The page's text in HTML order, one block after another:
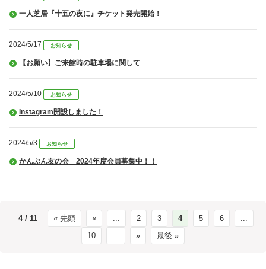
一人芝居『十五の夜に』チケット発売開始！
2024/5/17 お知らせ
【お願い】ご来館時の駐車場に関して
2024/5/10 お知らせ
Instagram開設しました！
2024/5/3 お知らせ
かんぶん友の会 2024年度会員募集中！！
4 / 11 « 先頭 « ... 2 3 4 5 6
...
10
... » 最後 »